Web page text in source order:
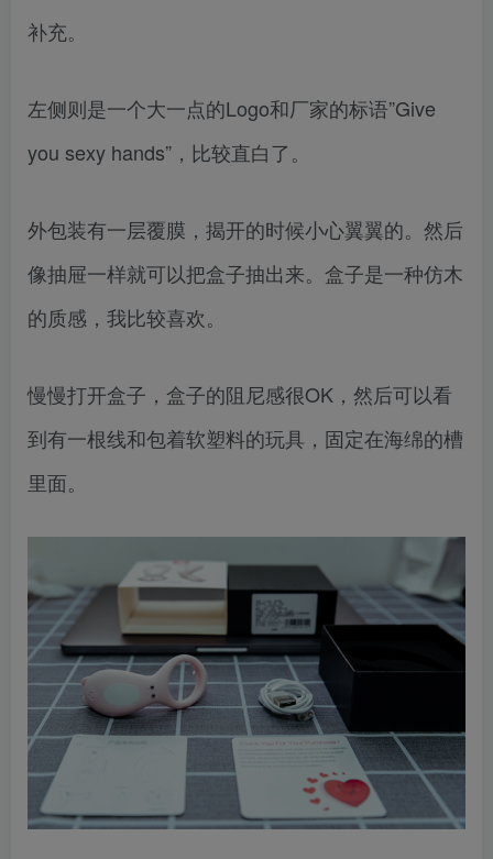
补充。
左侧则是一个大一点的Logo和厂家的标语”Give
you sexy hands”，比较直白了。
外包装有一层覆膜，揭开的时候小心翼翼的。然后
像抽屉一样就可以把盒子抽出来。盒子是一种仿木
的质感，我比较喜欢。
慢慢打开盒子，盒子的阻尼感很OK，然后可以看
到有一根线和包着软塑料的玩具，固定在海绵的槽
里面。